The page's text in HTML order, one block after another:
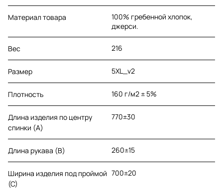
Материал товара
100% гребенной хлопок,
джерси.
Вес 216
Размер 5XL_v2
Плотность 160 г/м2 ± 5%
Длина изделия по центру
спинки (A)
770±30
Длина рукава (B) 260±15
Ширина изделия под проймой
(С)
700±20